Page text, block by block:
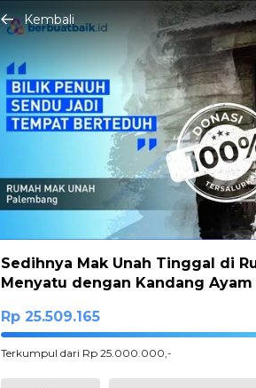
Kembali
Sedihnya Mak Unah Tinggal di
Menyatu dengan Kandang Ayam
Rp 25.509.165
100%
Terkumpul dari Rp 25.000.000,-